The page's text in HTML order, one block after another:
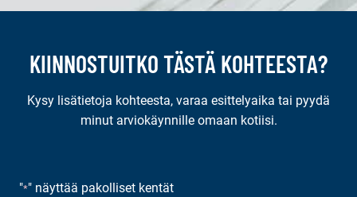
KIINNOSTUITKO TÄSTÄ KOHTEESTA?
Kysy lisätietoja kohteesta, varaa esittelyaika tai pyydä
minut arviokäynnille omaan kotiisi.
"*" näyttää pakolliset kentät